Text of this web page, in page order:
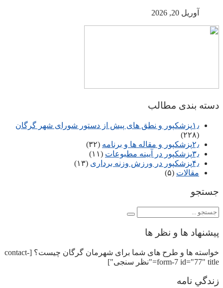
آوریل 20, 2026
دسته بندی مطالب
۱٫پزشکپور و نطق های پیش از دستور شورای شهر گرگان
(۲۲۸)
۲٫پزشکپور و مقاله ها و برنامه
(۳۲)
۳٫پزشکپور در آیینه مطبوعات
(۱۱)
۴٫پزشکپور در ورزش وزنه برداری
(۱۳)
مقالات (۵)
جستجو
پیشنهاد ها و نظر ها
خواسته ها و طرح های شما برای شهرمان گرگان چیست؟ [contact-
form-7 id="77" title="نظر سنجی"]
زندگي نامه